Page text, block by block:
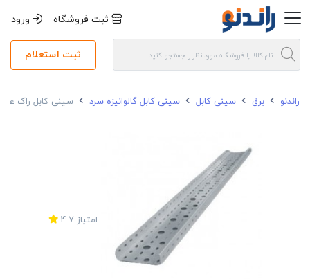
ثبت فروشگاه ورود
ثبت استعلام
راندنو برق سینی کابل سینی کابل گالوانیزه سرد سینی کابل راک عرض 20 ضخامت 0.9 میلی متر
امتیاز 4.7